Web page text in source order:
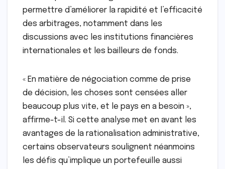
permettre d’améliorer la rapidité et l’efficacité
des arbitrages, notamment dans les
discussions avec les institutions financières
internationales et les bailleurs de fonds.
« En matière de négociation comme de prise
de décision, les choses sont censées aller
beaucoup plus vite, et le pays en a besoin »,
affirme-t-il. Si cette analyse met en avant les
avantages de la rationalisation administrative,
certains observateurs soulignent néanmoins
les défis qu’implique un portefeuille aussi